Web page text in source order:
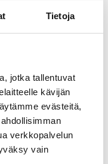
Tietoja
jotka tallentuvat
kävijän
evästeitä,
verkkopalvelun
vain